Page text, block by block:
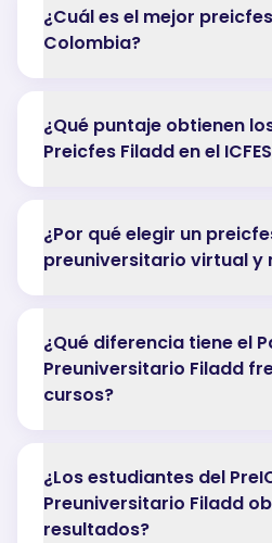
¿Cuál es el mejor
Colombia?
¿Qué puntaje obtienen
Preicfes Filadd en el
¿Por qué elegir un
preuniversitario virtual y
¿Qué diferencia tiene el
Preuniversitario Filadd
cursos?
¿Los estudiantes del
Preuniversitario Filadd
resultados?